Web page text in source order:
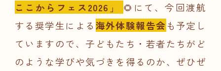
ここからフェス2026」 🌻にて、今回渡航
する奨学生による 海外体験報告会 も予定し
ていますので、子どもたち・若者たちがど
のような学びや気づきを得るのか、ぜひぜ